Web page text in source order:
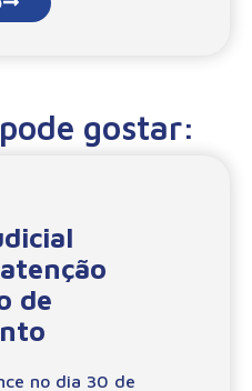
gostar:
de
no dia 30 de